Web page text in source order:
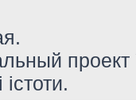
проект